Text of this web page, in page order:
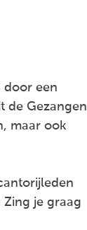
door een
de Gezangen
maar ook
je graag